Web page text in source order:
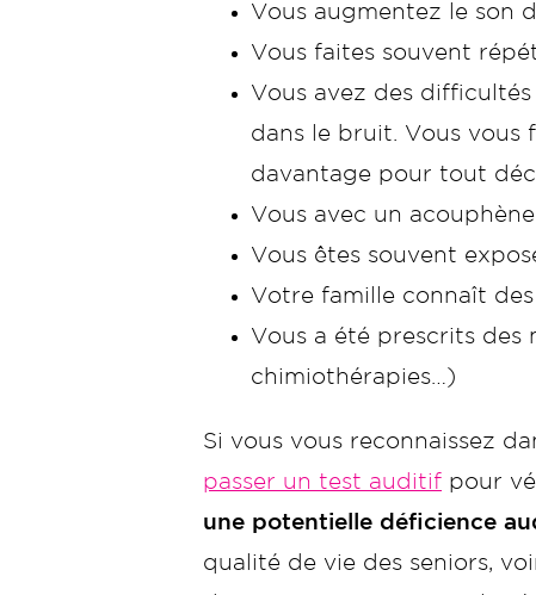
Vous augmentez le son
Vous faites souvent
Vous avez des
dans le bruit. Vous vous
davantage pour tout
Vous avec un
Vous êtes souvent
Votre famille connaît
Vous a été prescrits des
chimiothérapies…)
Si vous vous reconnaissez
passer un test auditif pour
une potentielle déficience
qualité de vie des seniors,